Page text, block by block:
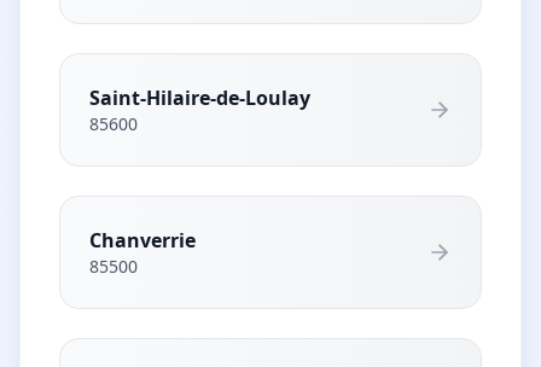
Saint-Hilaire-de-Loulay
85600
Chanverrie
85500